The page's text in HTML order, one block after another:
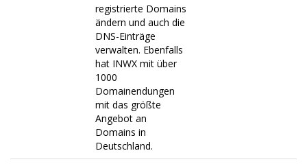
registrierte Domains
ändern und auch die
DNS-Einträge
verwalten. Ebenfalls
hat INWX mit über
1000
Domainendungen
mit das größte
Angebot an
Domains in
Deutschland.